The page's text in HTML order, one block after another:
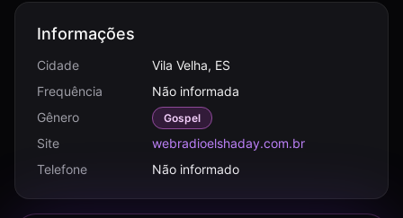
Informações
Cidade
Vila Velha, ES
Frequência
Não informada
Gênero
Gospel
Site
webradioelshaday.com.br
Telefone
Não informado